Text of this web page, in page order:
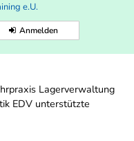
e.U.
Anmelden
Lagerverwaltung
EDV unterstützte